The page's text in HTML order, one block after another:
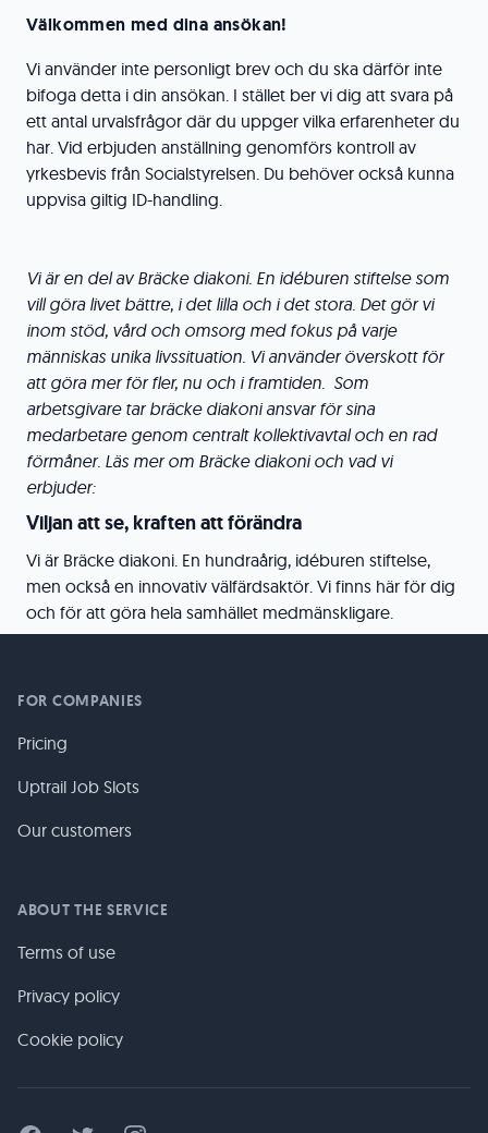
Välkommen med dina ansökan!
Vi använder inte personligt brev och du ska därför inte
bifoga detta i din ansökan. I stället ber vi dig att svara på
ett antal urvalsfrågor där du uppger vilka erfarenheter du
har. Vid erbjuden anställning genomförs kontroll av
yrkesbevis från Socialstyrelsen. Du behöver också kunna
uppvisa giltig ID-handling.
Vi är en del av Bräcke diakoni. En idéburen stiftelse som
vill göra livet bättre, i det lilla och i det stora. Det gör vi
inom stöd, vård och omsorg med fokus på varje
människas unika livssituation. Vi använder överskott för
att göra mer för fler, nu och i framtiden. Som
arbetsgivare tar bräcke diakoni ansvar för sina
medarbetare genom centralt kollektivavtal och en rad
förmåner. Läs mer om Bräcke diakoni och vad vi
erbjuder:
Viljan att se, kraften att förändra
Vi är Bräcke diakoni. En hundraårig, idéburen stiftelse,
men också en innovativ välfärdsaktör. Vi finns här för dig
och för att göra hela samhället medmänskligare.
FOR COMPANIES
Pricing
Uptrail Job Slots
Our customers
ABOUT THE SERVICE
Terms of use
Privacy policy
Cookie policy